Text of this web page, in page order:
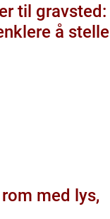
til gravsted:
å stelle